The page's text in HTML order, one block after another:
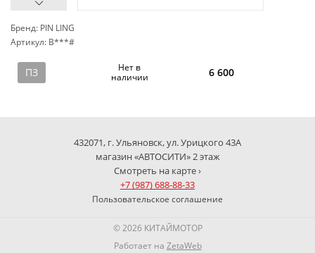
Бренд: PIN LING
Артикул: B***#
ПЗ
Нет в
наличии
6 600
432071, г. Ульяновск, ул. Урицкого 43А
магазин «АВТОСИТИ» 2 этаж
Смотреть на карте ›
+7 (987) 688-88-33
Пользовательское соглашение
© 2026 КИТАЙМОТОР
Работает на ZetaWeb